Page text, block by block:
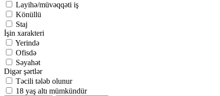
Layihə/müvəqqəti iş
Könüllü
Staj
İşin xarakteri
Yerində
Ofisdə
Səyahət
Digər şərtlər
Təcili tələb olunur
18 yaş altı mümkündür